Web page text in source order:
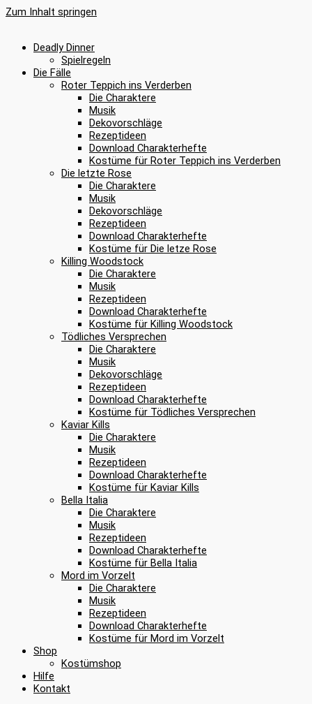
Zum Inhalt springen
Deadly Dinner
Spielregeln
Die Fälle
Roter Teppich ins Verderben
Die Charaktere
Musik
Dekovorschläge
Rezeptideen
Download Charakterhefte
Kostüme für Roter Teppich ins Verderben
Die letzte Rose
Die Charaktere
Musik
Dekovorschläge
Rezeptideen
Download Charakterhefte
Kostüme für Die letze Rose
Killing Woodstock
Die Charaktere
Musik
Rezeptideen
Download Charakterhefte
Kostüme für Killing Woodstock
Tödliches Versprechen
Die Charaktere
Musik
Dekovorschläge
Rezeptideen
Download Charakterhefte
Kostüme für Tödliches Versprechen
Kaviar Kills
Die Charaktere
Musik
Rezeptideen
Download Charakterhefte
Kostüme für Kaviar Kills
Bella Italia
Die Charaktere
Musik
Rezeptideen
Download Charakterhefte
Kostüme für Bella Italia
Mord im Vorzelt
Die Charaktere
Musik
Rezeptideen
Download Charakterhefte
Kostüme für Mord im Vorzelt
Shop
Kostümshop
Hilfe
Kontakt